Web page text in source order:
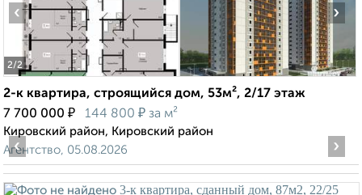
2/2
‹ ›
2-к квартира, строящийся дом, 53м², 2/17 этаж
7 700 000 ₽ 144 800 ₽ за м²
Кировский район, Кировский район
Агентство, 05.08.2026
‹ ›